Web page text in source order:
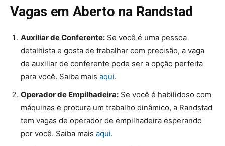
Vagas em Aberto na Randstad
Auxiliar de Conferente: Se você é uma pessoa
detalhista e gosta de trabalhar com precisão, a vaga
de auxiliar de conferente pode ser a opção perfeita
para você. Saiba mais aqui.
Operador de Empilhadeira: Se você é habilidoso com
máquinas e procura um trabalho dinâmico, a Randstad
tem vagas de operador de empilhadeira esperando
por você. Saiba mais aqui.